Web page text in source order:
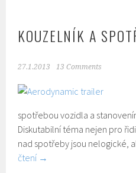
KOUZELNÍK A
27.1.2013 13 Comments
spotřebou vozidla a
Diskutabilní téma nejen pro
nad spotřeby jsou nelogické,
čtení →